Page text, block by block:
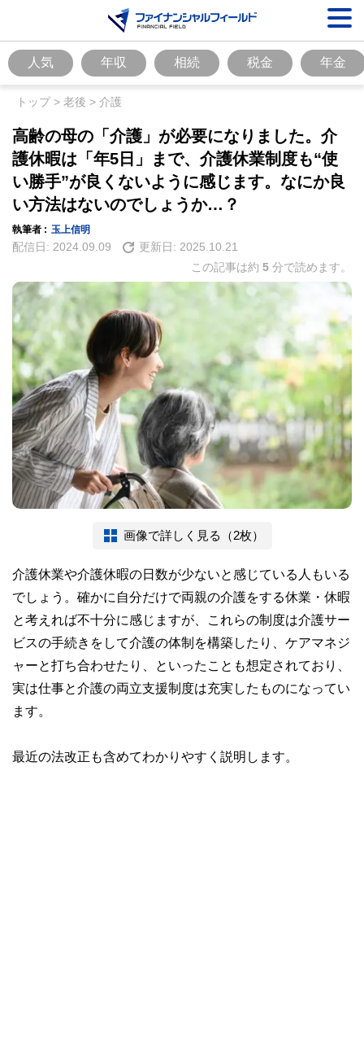
人気 年収 相続 税金 年金
トップ> 老後 > 介護
高齢の母の「介護」が必要になりました。介
護休暇は「年5日」まで、介護休業制度も“使
い勝手”が良くないように感じます。なにか良
い方法はないのでしょうか…？
執筆者 : 玉上信明
配信日: 2024.09.09 更新日: 2025.10.21
この記事は約 5 分で読めます。
画像で詳しく見る（2枚）
介護休業や介護休暇の日数が少ないと感じている人もいる
でしょう。確かに自分だけで両親の介護をする休業・休暇
と考えれば不十分に感じますが、これらの制度は介護サー
ビスの手続きをして介護の体制を構築したり、ケアマネジ
ャーと打ち合わせたり、といったことも想定されており、
実は仕事と介護の両立支援制度は充実したものになってい
ます。
最近の法改正も含めてわかりやすく説明します。